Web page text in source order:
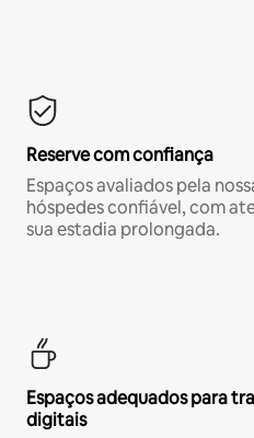
Reserve com confiança
Espaços avaliados pela
hóspedes confiável, com
sua estadia prolongada.
Espaços adequados para
digitais